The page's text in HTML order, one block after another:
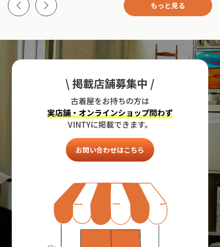
もっと見る
\ 掲載店舗募集中 /
古着屋をお持ちの方は
実店舗・オンラインショップ問わず
VINTYに掲載できます。
お問い合わせはこちら